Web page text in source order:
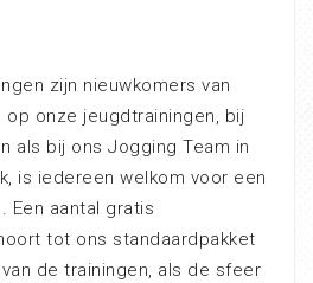
zijn nieuwkomers van
onze jeugdtrainingen, bij
als bij ons Jogging Team in
is iedereen welkom voor een
Een aantal gratis
tot ons standaardpakket
de trainingen, als de sfeer